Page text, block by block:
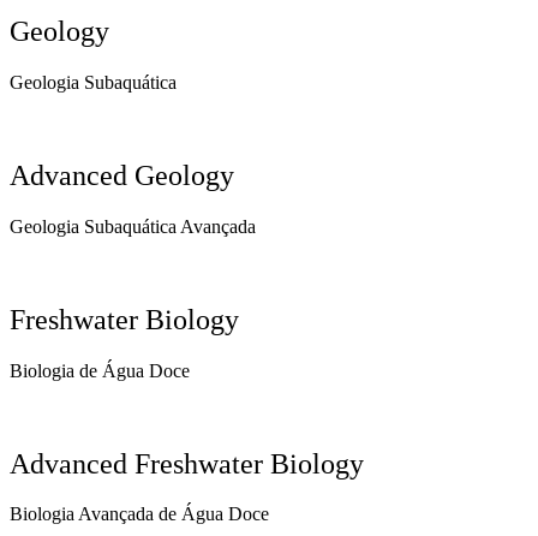
Geology
Geologia Subaquática
Advanced Geology
Geologia Subaquática Avançada
Freshwater Biology
Biologia de Água Doce
Advanced Freshwater Biology
Biologia Avançada de Água Doce